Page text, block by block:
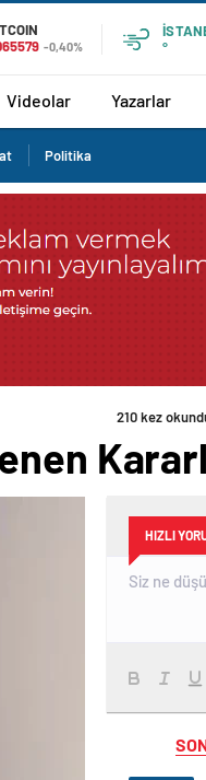
-0,40%
°
Videolar Yazarlar
Politika
210 kez
HIZLI